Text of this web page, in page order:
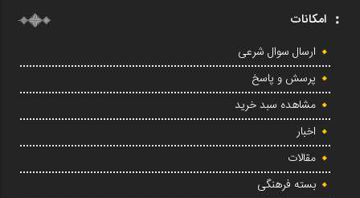
امکانات
ارسال سوال شرعی
پرسش و پاسخ
مشاهده سبد خرید
اخبار
مقالات
بسته فرهنگی